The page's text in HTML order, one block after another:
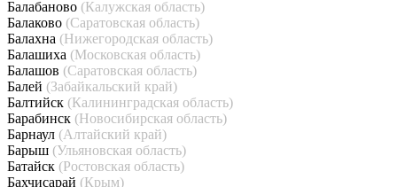
Балабаново (Калужская область)
Балаково (Саратовская область)
Балахна (Нижегородская область)
Балашиха (Московская область)
Балашов (Саратовская область)
Балей (Забайкальский край)
Балтийск (Калининградская область)
Барабинск (Новосибирская область)
Барнаул (Алтайский край)
Барыш (Ульяновская область)
Батайск (Ростовская область)
Бахчисарай (Крым)